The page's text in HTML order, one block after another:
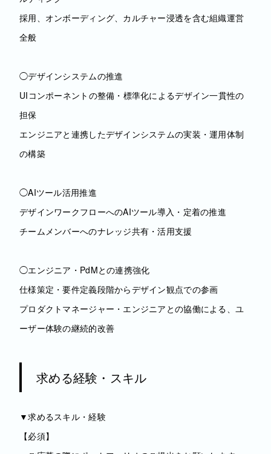
採用、オンボーディング、カルチャー浸透を含む組織運営
全般
◯デザインシステムの推進
UIコンポーネントの整備・標準化によるデザイン一貫性の
担保
エンジニアと連携したデザインシステムの実装・運用体制
の構築
◯AIツール活用推進
デザインワークフローへのAIツール導入・定着の推進
チームメンバーへのナレッジ共有・活用支援
◯エンジニア・PdMとの連携強化
仕様策定・要件定義段階からデザイン観点での参画
プロダクトマネージャー・エンジニアとの協働による、ユ
ーザー体験の継続的改善
求める経験・スキル
▼求めるスキル・経験
【必須】